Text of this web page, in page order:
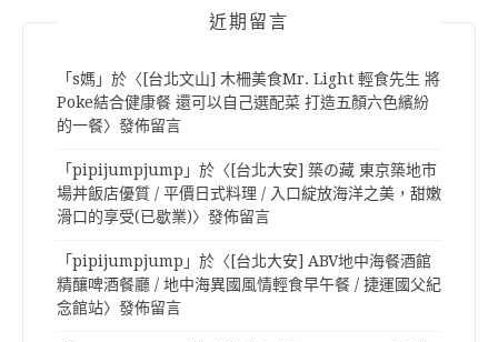
近期留言
「s媽 」於〈 [台北文山] 木柵美食Mr. Light 輕食先生 將
Poke結合健康餐 還可以自己選配菜 打造五顏六色繽紛
的一餐〉發佈留言
「pipijumpjump 」於〈 [台北大安] 築の藏 東京築地市
場丼飯店優質 / 平價日式料理 / 入口綻放海洋之美，甜嫩
滑口的享受(已歇業)〉發佈留言
「pipijumpjump 」於〈 [台北大安] ABV地中海餐酒館
精釀啤酒餐廳 / 地中海異國風情輕食早午餐 / 捷運國父紀
念館站〉發佈留言